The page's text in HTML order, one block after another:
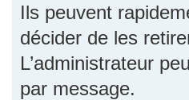
Ils peuvent
décider de les
L’administrateur
par message.